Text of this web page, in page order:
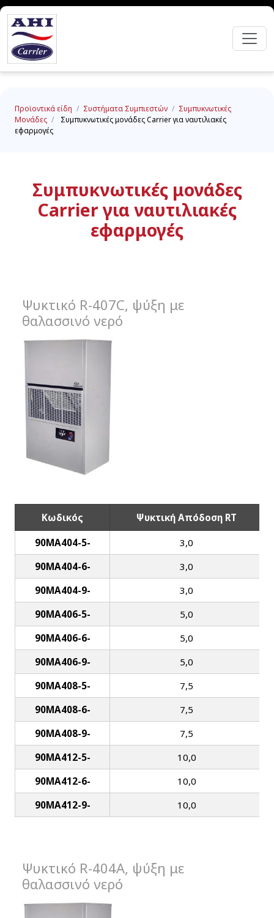
Προϊοντικά είδη / Συστήματα Συμπιεστών / Συμπυκνωτικές
Μονάδες /
Συμπυκνωτικές μονάδες Carrier για ναυτιλιακές
εφαρμογές
Συμπυκνωτικές μονάδες
Carrier για ναυτιλιακές
εφαρμογές
Ψυκτικό R-407C, ψύξη με
θαλασσινό νερό
Κωδικός Ψυκτική Απόδοση RT
90MA404-5-
3,0
90MA404-6-
3,0
90MA404-9-
3,0
90MA406-5-
5,0
90MA406-6-
5,0
90MA406-9-
5,0
90MA408-5-
7,5
90MA408-6-
7,5
90MA408-9-
7,5
90MA412-5-
10,0
90MA412-6-
10,0
90MA412-9-
10,0
Ψυκτικό R-404Α, ψύξη με
θαλασσινό νερό